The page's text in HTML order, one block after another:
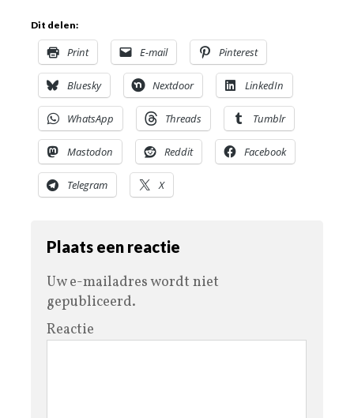
Dit delen:
Print E-mail Pinterest
Bluesky Nextdoor LinkedIn
WhatsApp Threads Tumblr
Mastodon Reddit Facebook
Telegram X
Plaats een reactie
Uw e-mailadres wordt niet
gepubliceerd.
Reactie